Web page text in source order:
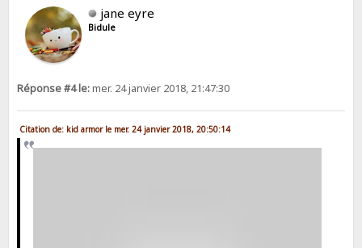
jane eyre
Bidule
Réponse #4 le:mer. 24 janvier 2018, 21:47:30
Citation de: kid armor le mer. 24 janvier 2018, 20:50:14